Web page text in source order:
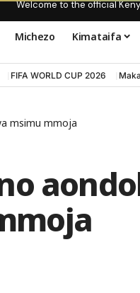
Welcome to the official
Michezo Kimataifa
FIFA WORLD CUP 2026
msimu mmoja